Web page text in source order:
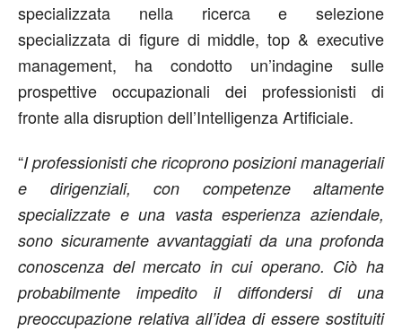
specializzata nella ricerca e selezione
specializzata di figure di middle, top & executive
management, ha condotto un’indagine sulle
prospettive occupazionali dei professionisti di
fronte alla disruption dell’Intelligenza Artificiale.
“I professionisti che ricoprono posizioni manageriali
e dirigenziali, con competenze altamente
specializzate e una vasta esperienza aziendale,
sono sicuramente avvantaggiati da una profonda
conoscenza del mercato in cui operano. Ciò ha
probabilmente impedito il diffondersi di una
preoccupazione relativa all’idea di essere sostituiti